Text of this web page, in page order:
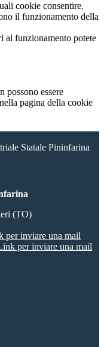
cookie consentire.
il funzionamento della
al funzionamento potete
possono essere
pagina della cookie
Statale Pininfarina
(TO)
per inviare una mail
per inviare una mail